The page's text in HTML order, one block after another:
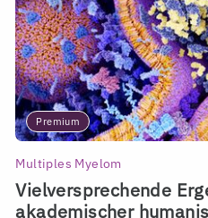
Premium
Multiples Myelom
Vielversprechende
akademischer